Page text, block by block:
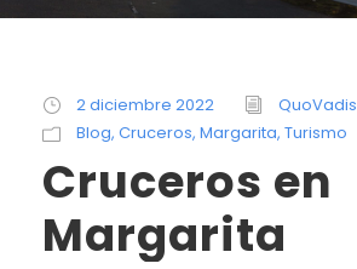
2 diciembre 2022
QuoVadis
Blog, Cruceros, Margarita, Turismo
Cruceros en
Margarita